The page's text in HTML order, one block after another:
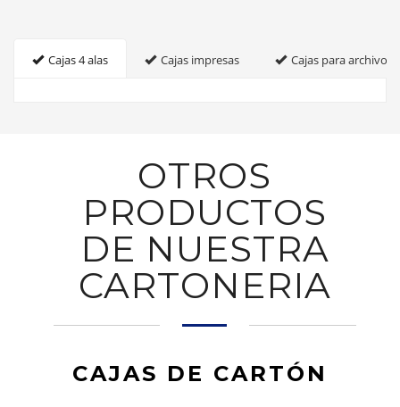
Cajas 4 alas Cajas impresas Cajas para archivo
OTROS
PRODUCTOS
DE NUESTRA
CARTONERIA
CAJAS DE CARTÓN